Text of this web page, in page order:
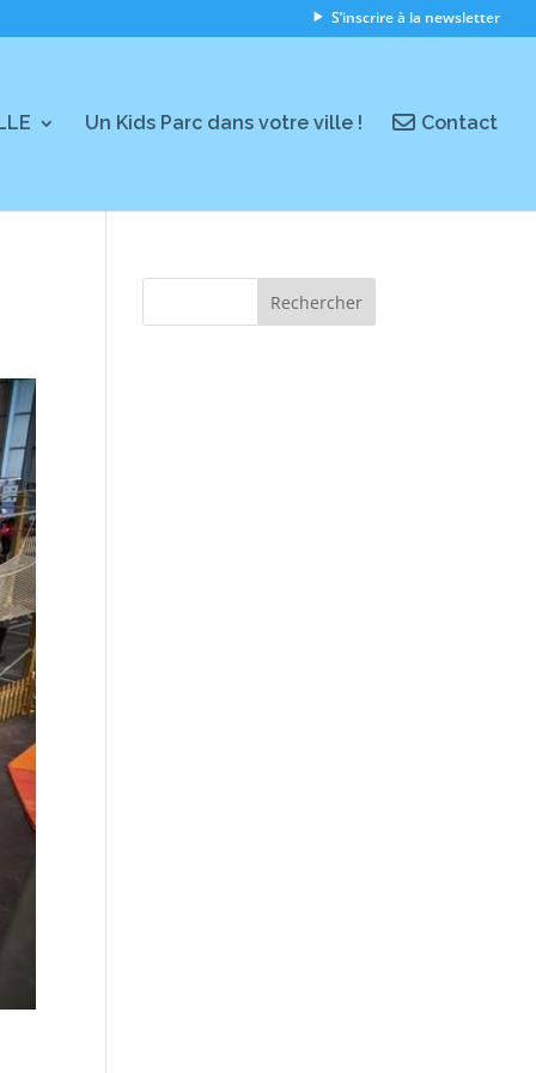
S’inscrire à la newsletter
Un Kids Parc dans votre ville ! Contact